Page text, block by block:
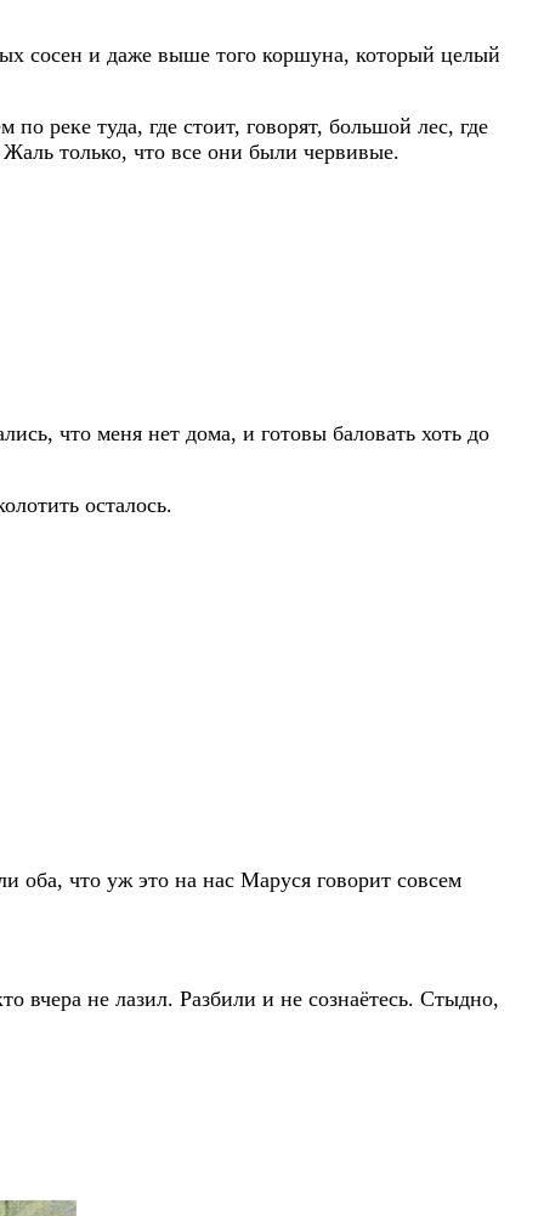
сосен и даже выше того коршуна, который целый
реке туда, где стоит, говорят, большой лес, где
только, что все они были червивые.
что меня нет дома, и готовы баловать хоть до
осталось.
оба, что уж это на нас Маруся говорит совсем
не лазил. Разбили и не сознаётесь. Стыдно,